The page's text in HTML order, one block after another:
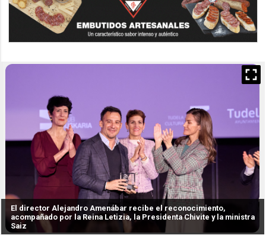
El director Alejandro Amenábar recibe el reconocimiento,
acompañado por la Reina Letizia, la Presidenta Chivite y la ministra
Saiz